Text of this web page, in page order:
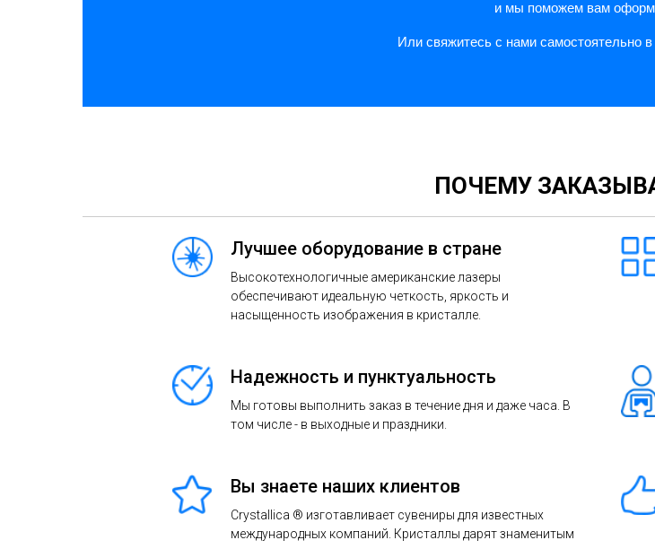
и мы поможем вам
Или свяжитесь с нами самостоятельно в
ПОЧЕМУ
Лучшее оборудование в стране
Высокотехнологичные американские лазеры
обеспечивают идеальную четкость, яркость и
насыщенность изображения в кристалле.
Надежность и пунктуальность
Мы готовы выполнить заказ в течение дня и даже часа. В
том числе - в выходные и праздники.
Вы знаете наших клиентов
Crystallica ® изготавливает сувениры для известных
международных компаний. Кристаллы дарят знаменитым